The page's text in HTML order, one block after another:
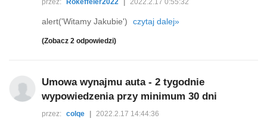
przez: Rokeffeler2022 2022.2.17 0:55:32
alert('Witamy Jakubie') czytaj dalej»
(Zobacz 2 odpowiedzi)
Umowa wynajmu auta - 2 tygodnie
wypowiedzenia przy minimum 30 dni
przez: colqe 2022.2.17 14:44:36